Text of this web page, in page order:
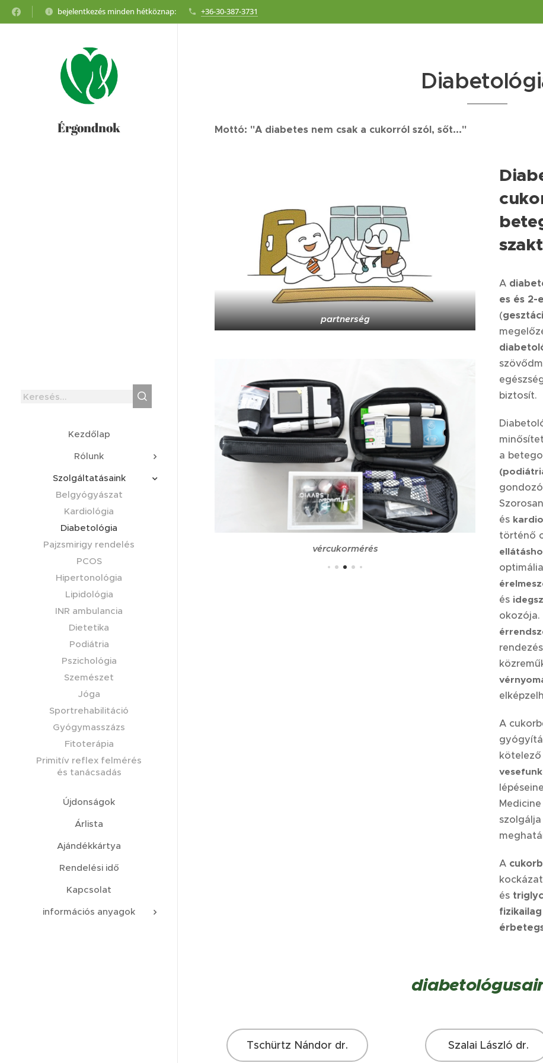
bejelentkezés minden hétköznap: +36-30-387-3731
Érgondnok
Kezdőlap
Rólunk
Szolgáltatásaink
Belgyógyászat
Kardiológia
Diabetológia
Pajzsmirigy rendelés
PCOS
Hipertonológia
Lipidológia
INR ambulancia
Dietetika
Podiátria
Pszichológia
Szemészet
Jóga
Sportrehabilitáció
Gyógymasszázs
Fitoterápia
Primitív reflex felmérés
és tanácsadás
Újdonságok
Árlista
Ajándékkártya
Rendelési idő
Kapcsolat
információs anyagok
Mottó: "A diabetes nem csak a cukorról szól, sőt..."
partnerség
Guardian napi jelentés vércukormérés
A
es és 2-
(
biztosít.
a
és
történő
és
okozója.
A
kötelező
A
és
Tschürtz Nándor dr. Szalai László dr.